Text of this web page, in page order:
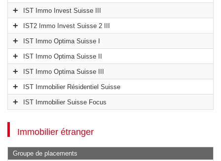
IST Immo Invest Suisse III
IST2 Immo Invest Suisse 2 III
IST Immo Optima Suisse I
IST Immo Optima Suisse II
IST Immo Optima Suisse III
IST Immobilier Résidentiel Suisse
IST Immobilier Suisse Focus
Immobilier étranger
Groupe de placements